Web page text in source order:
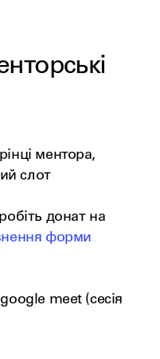
ментора,
слот
донат на
форми
meet (сесія